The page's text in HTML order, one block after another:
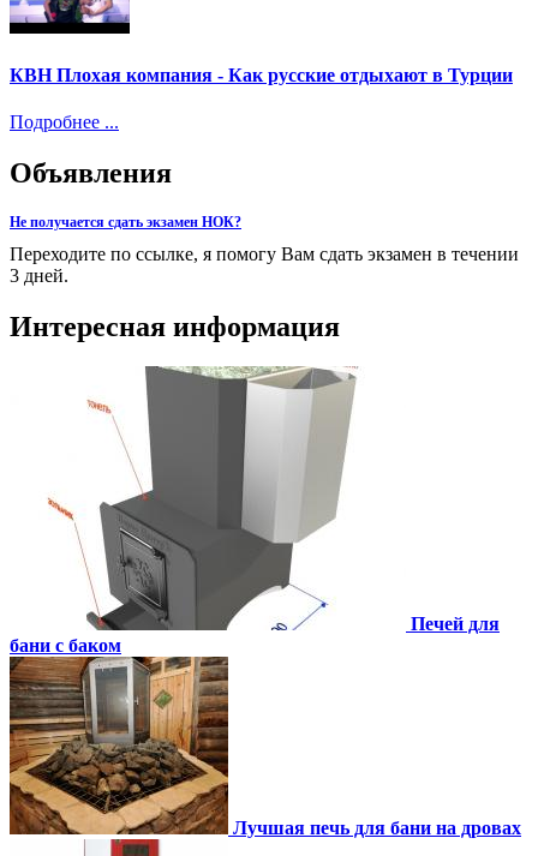
КВН Плохая компания - Как русские отдыхают в Турции
Подробнее ...
Объявления
Не получается сдать экзамен НОК?
Переходите по ссылке, я помогу Вам сдать экзамен в течении
3 дней.
Интересная информация
Печей для
бани с баком
Лучшая печь для бани на дровах